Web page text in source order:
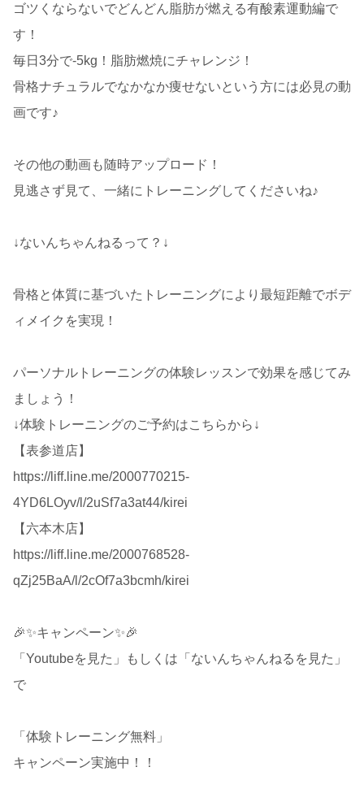
ゴツくならないでどんどん脂肪が燃える有酸素運動編で
す！
毎日3分で-5kg！脂肪燃焼にチャレンジ！
骨格ナチュラルでなかなか痩せないという方には必見の動
画です♪
その他の動画も随時アップロード！
見逃さず見て、一緒にトレーニングしてくださいね♪
↓ないんちゃんねるって？↓
骨格と体質に基づいたトレーニングにより最短距離でボデ
ィメイクを実現！
パーソナルトレーニングの体験レッスンで効果を感じてみ
ましょう！
↓体験トレーニングのご予約はこちらから↓
【表参道店】
https://liff.line.me/2000770215-
4YD6LOyv/l/2uSf7a3at44/kirei
【六本木店】
https://liff.line.me/2000768528-
qZj25BaA/l/2cOf7a3bcmh/kirei
🎉✨キャンペーン✨🎉
「Youtubeを見た」もしくは「ないんちゃんねるを見た」
で
「体験トレーニング無料」
キャンペーン実施中！！